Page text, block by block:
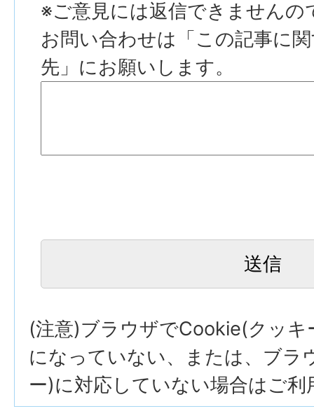
※ご意見には返信できませんの
お問い合わせは「この記事に
先」にお願いします。
(注意)ブラウザでCookie(クッキ
になっていない、または、ブラ
ー)に対応していない場合はご利